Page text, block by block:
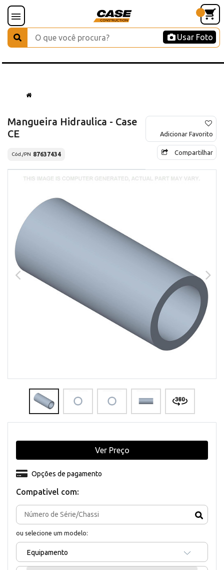
Usar Foto
Mangueira Hidraulica - Case
CE
Cód./PN 87637434
Adicionar Favorito
Compartilhar
Compativel com:
ou selecione um modelo:
Equipamento
Opções de pagamento
Ver Preço